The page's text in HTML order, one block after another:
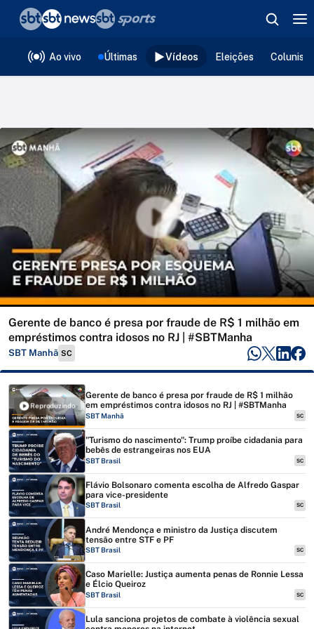
Ao vivo Últimas Vídeos Eleições
Gerente de banco é presa por fraude de R$ 1 milhão em
empréstimos contra idosos no RJ | #SBTManha
SBT Manhã SC
Reproduzindo
Gerente de banco é presa por fraude de R$ 1 milhão
em empréstimos contra idosos no RJ | #SBTManha
SBT Manhã SC
"Turismo do nascimento": Trump proíbe cidadania para
bebês de estrangeiras nos EUA
SBT Brasil SC
Flávio Bolsonaro comenta escolha de Alfredo Gaspar
para vice-presidente
SBT Brasil SC
André Mendonça e ministro da Justiça discutem
tensão entre STF e PF
SBT Brasil SC
Caso Marielle: Justiça aumenta penas de Ronnie Lessa
e Élcio Queiroz
SBT Brasil SC
Lula sanciona projetos de combate à violência sexual
❮voltar
Editorias